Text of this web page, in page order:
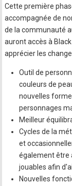
Cette première
accompagnée de
de la communauté
auront accès à
apprécier les
Outil de
couleurs de
nouvelles
personnages
Meilleur
Cycles de la
et
également être
jouables afin
Nouvelles